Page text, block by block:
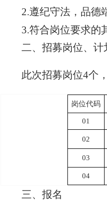
2.遵纪守法，品德
3.符合岗位要求的
二、招募岗位、计
此次招募岗位4个
岗位代码
01
02
03
04
三、 报名